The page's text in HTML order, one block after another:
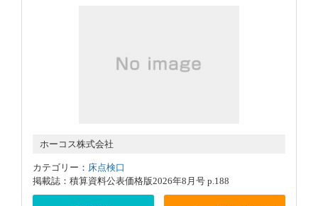
ホーコス株式会社
カテゴリー： 床点検口
掲載誌：積算資料公表価格版2026年8月号 p.188